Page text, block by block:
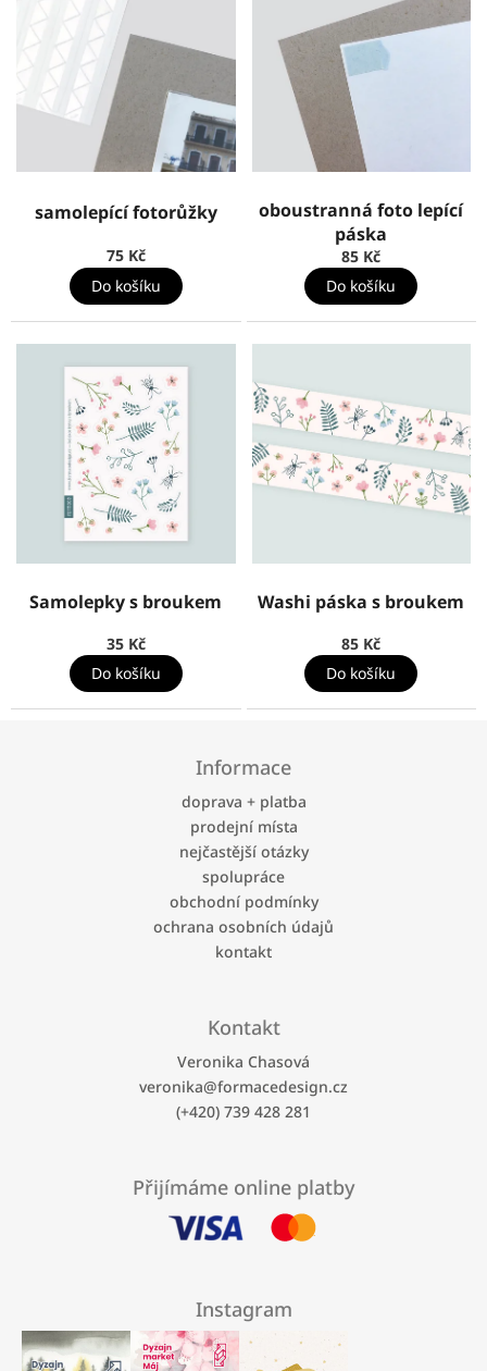
samolepící fotorůžky
75 Kč
Do košíku
oboustranná foto lepící
páska
85 Kč
Do košíku
Samolepky s broukem
35 Kč
Do košíku
Washi páska s broukem
85 Kč
Do košíku
Informace
doprava + platba
prodejní místa
nejčastější otázky
spolupráce
obchodní podmínky
ochrana osobních údajů
kontakt
Kontakt
Veronika Chasová
veronika@formacedesign.cz
(+420) 739 428 281
Přijímáme online platby
Instagram